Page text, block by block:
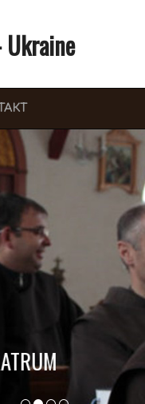
Ukraine
FRATRUM